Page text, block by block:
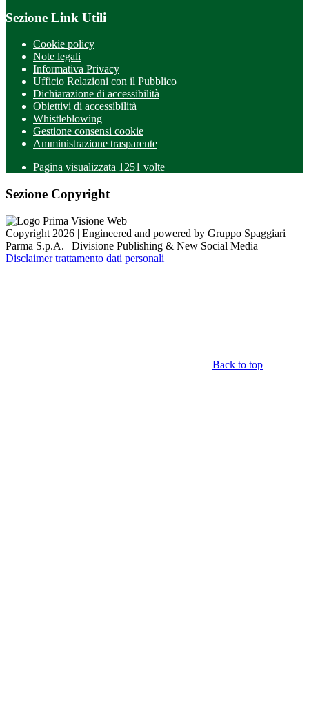
Sezione Link Utili
Cookie policy
Note legali
Informativa Privacy
Ufficio Relazioni con il Pubblico
Dichiarazione di accessibilità
Obiettivi di accessibilità
Whistleblowing
Gestione consensi cookie
Amministrazione trasparente
Pagina visualizzata 1251 volte
Sezione Copyright
Copyright 2026 | Engineered and powered by Gruppo Spaggiari
Parma S.p.A. | Divisione Publishing & New Social Media
Disclaimer trattamento dati personali
Back to top